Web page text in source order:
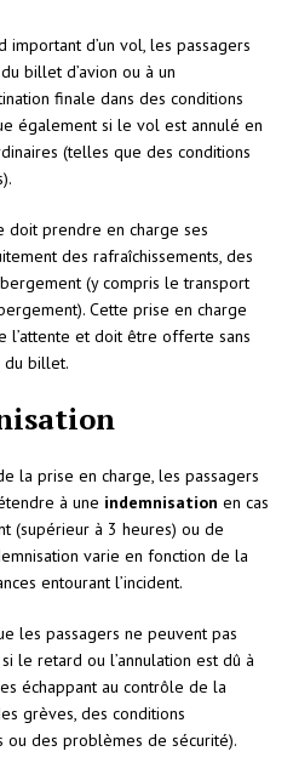
important d’un vol, les passagers
du billet d’avion ou à un
finale dans des conditions
également si le vol est annulé en
(telles que des conditions
doit prendre en charge ses
des rafraîchissements, des
(y compris le transport
Cette prise en charge
et doit être offerte sans
du billet.
la prise en charge, les passagers
à une indemnisation en cas
(supérieur à 3 heures) ou de
varie en fonction de la
entourant l’incident.
les passagers ne peuvent pas
le retard ou l’annulation est dû à
échappant au contrôle de la
grèves, des conditions
des problèmes de sécurité).